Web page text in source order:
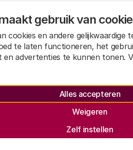
gebruik van
cookies en andere gelijkwaardige
te laten functioneren, het
advertenties te kunnen tonen.
Alles accepteren
Weigeren
Zelf instellen